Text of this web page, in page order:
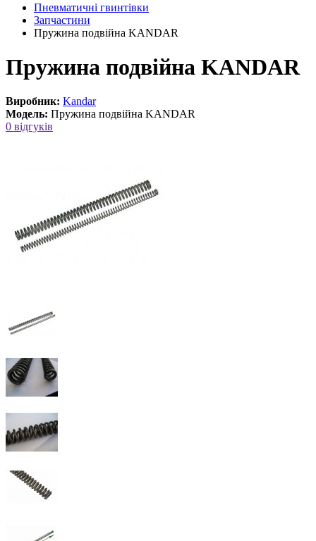
Пневматичні гвинтівки
Запчастини
Пружина подвійна KANDAR
Пружина подвійна KANDAR
Виробник: Kandar
Модель: Пружина подвійна KANDAR
0 відгуків